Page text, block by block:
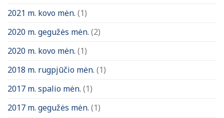
2021 m. kovo mėn. (1)
2020 m. gegužės mėn. (2)
2020 m. kovo mėn. (1)
2018 m. rugpjūčio mėn. (1)
2017 m. spalio mėn. (1)
2017 m. gegužės mėn. (1)